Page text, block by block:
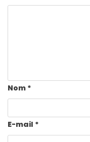
Nom *
E-mail *